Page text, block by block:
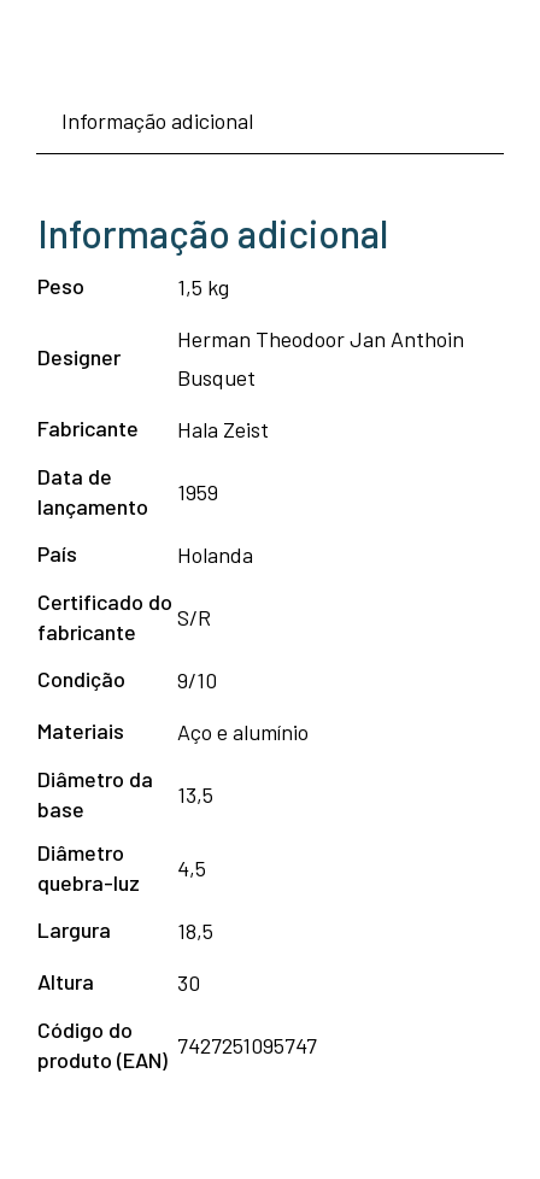
Informação adicional
Informação adicional
Peso 1,5 kg
Designer
Herman Theodoor Jan Anthoin
Busquet
Fabricante
Hala Zeist
Data de
lançamento
1959
País
Holanda
Certificado do
fabricante
S/R
Condição
9/10
Materiais
Aço e alumínio
Diâmetro da
base
13,5
Diâmetro
quebra-luz
4,5
Largura
18,5
Altura
30
Código do
produto (EAN)
7427251095747